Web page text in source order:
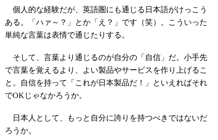
個人的な経験だが、英語圏にも通じる日本語がけっこう
ある。「ハァ～？」とか「え？」です（笑）。こういった
単純な言葉は表情で通じたりする。
そして、言葉より通じるのが自分の「自信」だ。小手先
で言葉を覚えるより、よい製品やサービスを作り上げるこ
と。自信を持って「これが日本製品だ！」といえればそれ
でOKじゃなかろうか。
日本人として、もっと自分に誇りを持つべきではないだ
ろうか。